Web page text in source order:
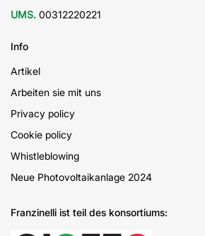
UMS. 00312220221
Info
Artikel
Arbeiten sie mit uns
Privacy policy
Cookie policy
Whistleblowing
Neue Photovoltaikanlage 2024
Franzinelli ist teil des konsortiums: